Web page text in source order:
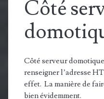
Côté
Côté serveur
renseigner l’adresse
effet. La manière de
bien évidemment.